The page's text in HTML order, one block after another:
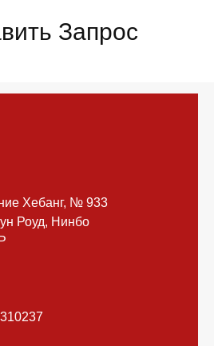
Запрос
Хебанг, № 933
Роуд, Нинбо